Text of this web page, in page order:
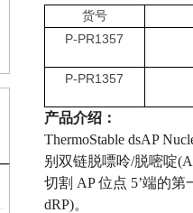
货号
P-PR1357
P-PR1357
产品介绍：
ThermoStable dsAP
别双链脱嘌呤/脱嘧啶
切割 AP 位点 5’端的第
dRP)。